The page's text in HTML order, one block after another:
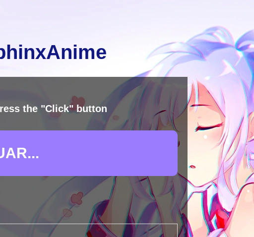
the "Click" button